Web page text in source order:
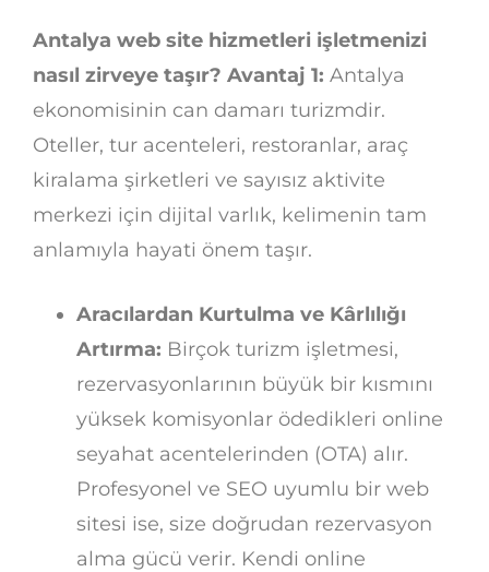
Antalya web site hizmetleri işletmenizi
nasıl zirveye taşır? Avantaj 1: Antalya
ekonomisinin can damarı turizmdir.
Oteller, tur acenteleri, restoranlar, araç
kiralama şirketleri ve sayısız aktivite
merkezi için dijital varlık, kelimenin tam
anlamıyla hayati önem taşır.
Aracılardan Kurtulma ve Kârlılığı
Artırma: Birçok turizm işletmesi,
rezervasyonlarının büyük bir kısmını
yüksek komisyonlar ödedikleri online
seyahat acentelerinden (OTA) alır.
Profesyonel ve SEO uyumlu bir web
sitesi ise, size doğrudan rezervasyon
alma gücü verir. Kendi online